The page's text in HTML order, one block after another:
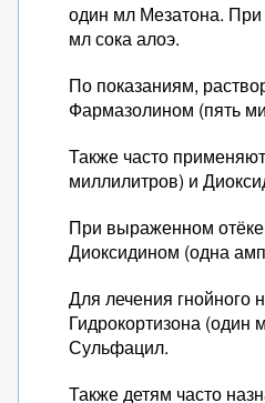
один мл Мезатона. При
мл сока алоэ.
По показаниям,
Фармазолином (пять
Также часто
миллилитров) и
При выраженном
Диоксидином (одна
Для лечения гнойного
Гидрокортизона (один
Сульфацил.
Также детям часто